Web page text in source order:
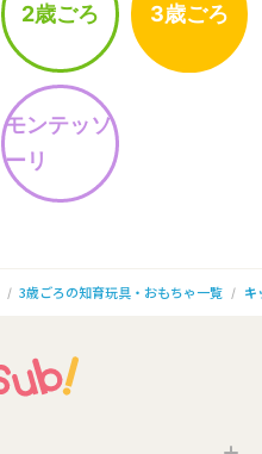
2歳ごろ 3歳ごろ
モンテッソ
ーリ
3歳ごろの知育玩具・おもちゃ一覧 キ